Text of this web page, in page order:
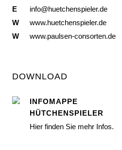
E
info@huetchenspieler.de
W
www.huetchenspieler.de
W
www.paulsen-consorten.de
DOWNLOAD
INFOMAPPE
HÜTCHENSPIELER
Hier finden Sie mehr Infos.